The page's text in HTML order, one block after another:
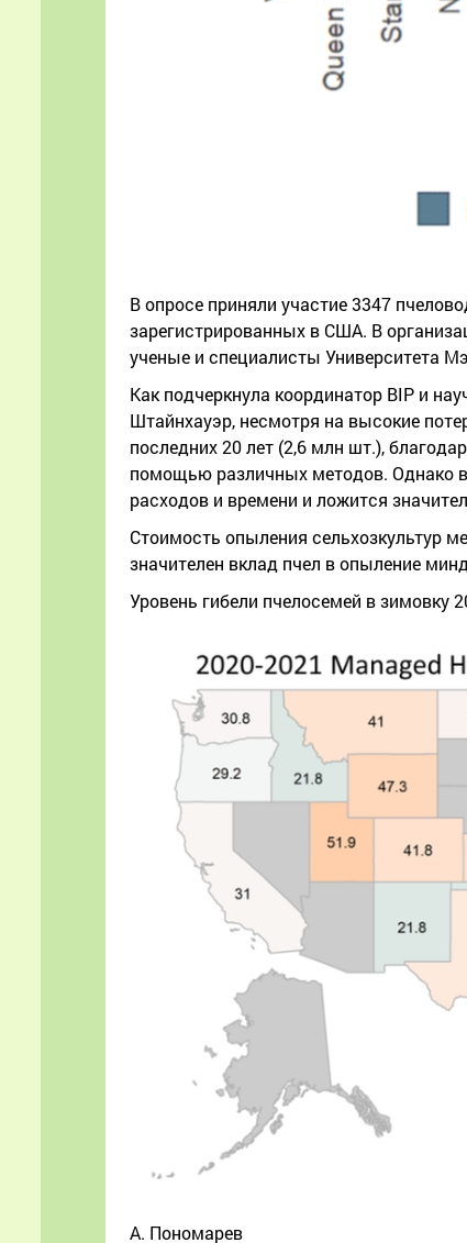
В опросе приняли участие 3347
зарегистрированных в США. В
ученые и специалисты Университета
Как подчеркнула координатор BIP и
Штайнхауэр, несмотря на высокие
последних 20 лет (2,6 млн шт.),
помощью различных методов. Однако
расходов и времени и ложится
Стоимость опыления сельхозкультур
значителен вклад пчел в опыление
Уровень гибели пчелосемей в зимовку
А. Пономарев